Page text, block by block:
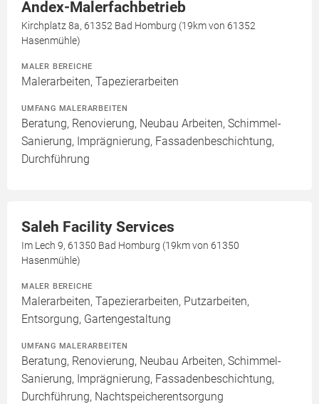
Andex-Malerfachbetrieb
Kirchplatz 8a, 61352 Bad Homburg (19km von 61352
Hasenmühle)
MALER BEREICHE
Malerarbeiten, Tapezierarbeiten
UMFANG MALERARBEITEN
Beratung, Renovierung, Neubau Arbeiten, Schimmel-
Sanierung, Imprägnierung, Fassadenbeschichtung,
Durchführung
Saleh Facility Services
Im Lech 9, 61350 Bad Homburg (19km von 61350
Hasenmühle)
MALER BEREICHE
Malerarbeiten, Tapezierarbeiten, Putzarbeiten,
Entsorgung, Gartengestaltung
UMFANG MALERARBEITEN
Beratung, Renovierung, Neubau Arbeiten, Schimmel-
Sanierung, Imprägnierung, Fassadenbeschichtung,
Durchführung, Nachtspeicherentsorgung